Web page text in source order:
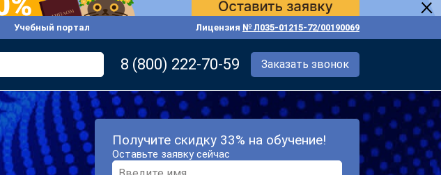
Учебный портал Лицензия № Л035-01215-72/00190069
8 (800) 222-70-59 Заказать звонок
Получите скидку 33% на обучение!
Оставьте заявку сейчас